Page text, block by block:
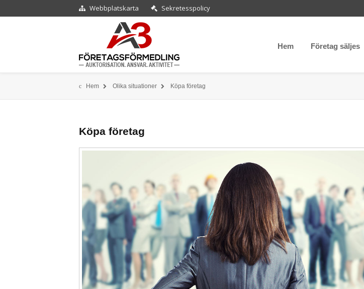
Webbplatskarta Sekretesspolicy
Hem Företag säljes
Hem Olika situationer Köpa företag
Köpa företag